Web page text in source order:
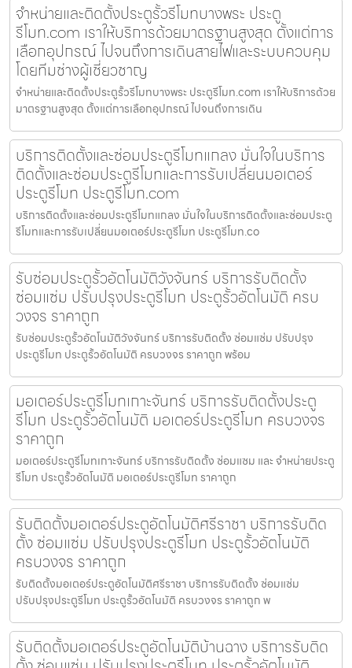
จำหน่ายและติดตั้งประตูรั้วรีโมทบางพระ ประตู
รีโมท.com เราให้บริการด้วยมาตรฐานสูงสุด ตั้งแต่การ
เลือกอุปกรณ์ ไปจนถึงการเดินสายไฟและระบบควบคุม
โดยทีมช่างผู้เชี่ยวชาญ
จำหน่ายและติดตั้งประตูรั้วรีโมทบางพระ ประตูรีโมท.com เราให้บริการด้วย
มาตรฐานสูงสุด ตั้งแต่การเลือกอุปกรณ์ ไปจนถึงการเดิน
บริการติดตั้งและซ่อมประตูรีโมทแกลง มั่นใจในบริการ
ติดตั้งและซ่อมประตูรีโมทและการรับเปลี่ยนมอเตอร์
ประตูรีโมท ประตูรีโมท.com
บริการติดตั้งและซ่อมประตูรีโมทแกลง มั่นใจในบริการติดตั้งและซ่อมประตู
รีโมทและการรับเปลี่ยนมอเตอร์ประตูรีโมท ประตูรีโมท.co
รับซ่อมประตูรั้วอัตโนมัติวังจันทร์ บริการรับติดตั้ง
ซ่อมแซ่ม ปรับปรุงประตูรีโมท ประตูรั้วอัตโนมัติ ครบ
วงจร ราคาถูก
รับซ่อมประตูรั้วอัตโนมัติวังจันทร์ บริการรับติดตั้ง ซ่อมแซ่ม ปรับปรุง
ประตูรีโมท ประตูรั้วอัตโนมัติ ครบวงจร ราคาถูก พร้อม
มอเตอร์ประตูรีโมทเกาะจันทร์ บริการรับติดตั้งประตู
รีโมท ประตูรั้วอัตโนมัติ มอเตอร์ประตูรีโมท ครบวงจร
ราคาถูก
มอเตอร์ประตูรีโมทเกาะจันทร์ บริการรับติดตั้ง ซ่อมแซม และ จำหน่ายประตู
รีโมท ประตูรั้วอัตโนมัติ มอเตอร์ประตูรีโมท ราคาถูก
รับติดตั้งมอเตอร์ประตูอัตโนมัติศรีราชา บริการรับติด
ตั้ง ซ่อมแซ่ม ปรับปรุงประตูรีโมท ประตูรั้วอัตโนมัติ
ครบวงจร ราคาถูก
รับติดตั้งมอเตอร์ประตูอัตโนมัติศรีราชา บริการรับติดตั้ง ซ่อมแซ่ม
ปรับปรุงประตูรีโมท ประตูรั้วอัตโนมัติ ครบวงจร ราคาถูก พ
รับติดตั้งมอเตอร์ประตูอัตโนมัติบ้านฉาง บริการรับติด